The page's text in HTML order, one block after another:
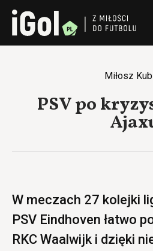
Miłosz
PSV po
W meczach 27 kolejki
PSV Eindhoven łatwo
RKC Waalwijk i dzięki